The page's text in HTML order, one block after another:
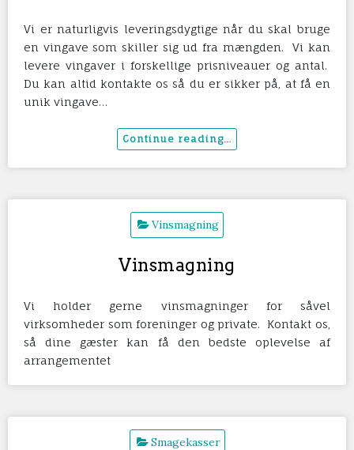
Vi er naturligvis leveringsdygtige når du skal bruge
en vingave som skiller sig ud fra mængden. Vi kan
levere vingaver i forskellige prisniveauer og antal.
Du kan altid kontakte os så du er sikker på, at få en
unik vingave…
Vinsmagning
Vinsmagning
Vi holder gerne vinsmagninger for såvel
virksomheder som foreninger og private. Kontakt os,
så dine gæster kan få den bedste oplevelse af
arrangementet
Smagekasser